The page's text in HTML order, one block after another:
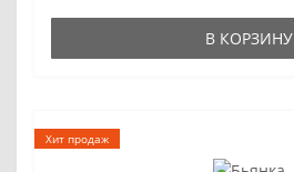
В КОРЗИНУ
Хит продаж